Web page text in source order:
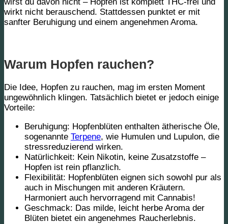
wirkt nicht berauschend. Stattdessen punktet er mit
sanfter Beruhigung und einem angenehmen Aroma.
Warum Hopfen rauchen?
Die Idee, Hopfen zu rauchen, mag im ersten Moment
ungewöhnlich klingen. Tatsächlich bietet er jedoch einige
Vorteile:
Beruhigung: Hopfenblüten enthalten ätherische Öle,
sogenannte Terpene, wie Humulen und Lupulon, die
stressreduzierend wirken.
Natürlichkeit: Kein Nikotin, keine Zusatzstoffe –
Hopfen ist rein pflanzlich.
Flexibilität: Hopfenblüten eignen sich sowohl pur als
auch in Mischungen mit anderen Kräutern.
Harmoniert auch hervorragend mit Cannabis!
Geschmack: Das milde, leicht herbe Aroma der
Blüten bietet ein angenehmes Raucherlebnis.